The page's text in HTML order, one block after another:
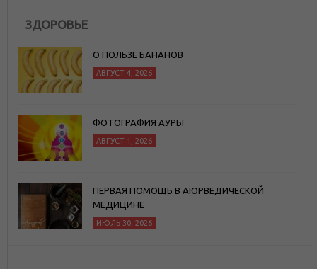
ЗДОРОВЬЕ
О ПОЛЬЗЕ БАНАНОВ
АВГУСТ 4, 2026
ФОТОГРАФИЯ АУРЫ
АВГУСТ 1, 2026
ПЕРВАЯ ПОМОЩЬ В АЮРВЕДИЧЕСКОЙ
МЕДИЦИНЕ
ИЮЛЬ 30, 2026